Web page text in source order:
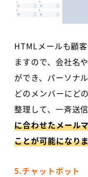
HTMLメールも顧
ますので、会社名
ができ、パーソナ
どのメンバーにど
整理して、一斉送
に合わせたメール
ことが可能になり
5.チャットボット